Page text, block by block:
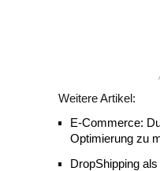
Weitere Artikel:
E-Commerce:
Optimierung zu
DropShipping